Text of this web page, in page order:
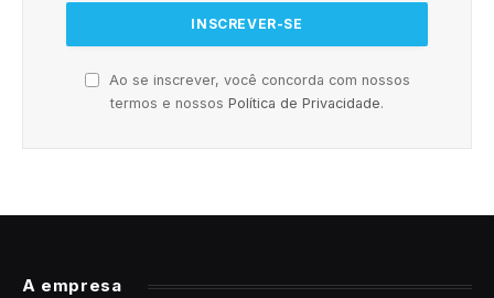
Ao se inscrever, você concorda com nossos
termos e nossos Política de Privacidade.
A empresa